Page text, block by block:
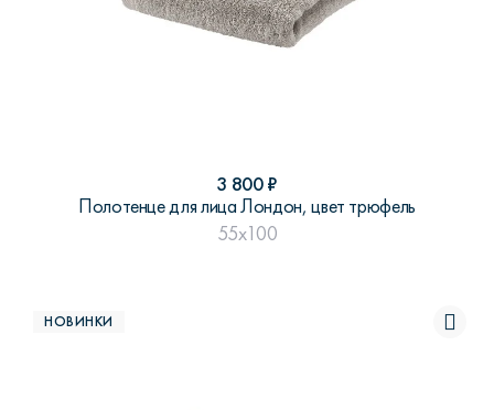
3 800₽
Полотенце для лица Лондон, цвет трюфель
55x100
НОВИНКИ